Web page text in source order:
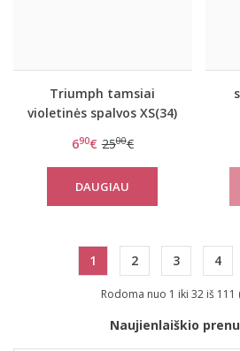
Triumph tamsiai
violetinės spalvos XS(34)
Micro Brazilian String
690€ 2500€
DAUGIAU
1 2 3 4
Rodoma nuo 1 iki 32 iš 111
Naujienlaiškio